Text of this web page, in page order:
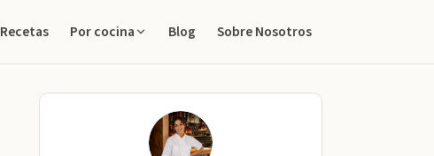
Recetas Por cocina Blog Sobre Nosotros